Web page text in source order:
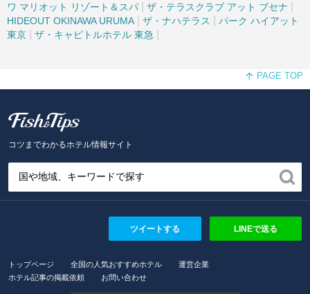
ワ マリオット リゾート＆スパ
ザ・テラスクラブ アット ブセナ
HIDEOUT OKINAWA URUMA ザ・ナハテラス
パーク ハイアット
東京
ザ・キャピトルホテル 東急
PAGE TOP
コツまでわかるホテル情報サイト
ツイートする LINEで送る
トップページ 全国の人気おすすめホテル
運営企業
ホテル記事の掲載依頼
お問い合わせ